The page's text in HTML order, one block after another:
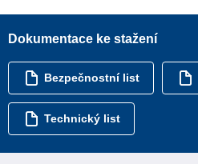
Dokumentace ke stažení
Bezpečnostní list
Technický list